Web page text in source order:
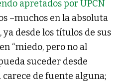
apretados por UPCN
–muchos en la absoluta
desde los títulos de sus
“miedo, pero no al
suceder desde
carece de fuente alguna;